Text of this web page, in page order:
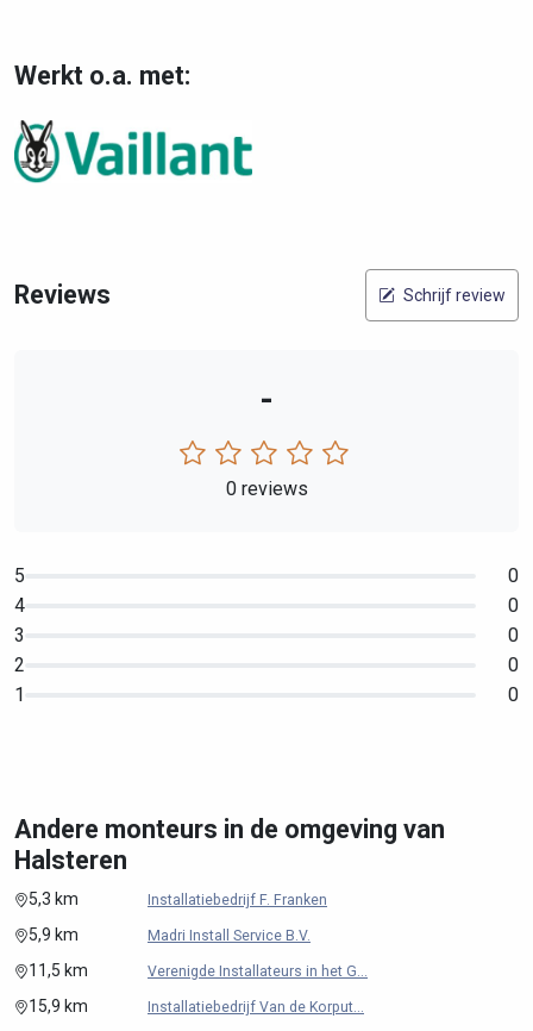
Werkt o.a. met:
Reviews Schrijf review
-
0 reviews
5
0
4
0
3
0
2
0
1
0
Andere monteurs in de omgeving van
Halsteren
5,3 km Installatiebedrijf F. Franken
5,9 km Madri Install Service B.V.
11,5 km Verenigde Installateurs in het G...
15,9 km Installatiebedrijf Van de Korput...